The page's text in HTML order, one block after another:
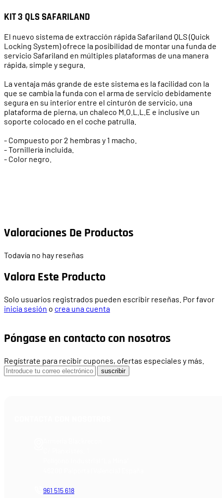
KIT 3 QLS SAFARILAND
El nuevo sistema de extracción rápida Safariland QLS (Quick
Locking System) ofrece la posibilidad de montar una funda de
servicio Safariland en múltiples plataformas de una manera
rápida, simple y segura.
La ventaja más grande de este sistema es la facilidad con la
que se cambia la funda con el arma de servicio debidamente
segura en su interior entre el cinturón de servicio, una
plataforma de pierna, un chaleco M.O.L.L.E e inclusive un
soporte colocado en el coche patrulla.
- Compuesto por 2 hembras y 1 macho.
- Tornillería incluida.
- Color negro.
Valoraciones De Productos
Todavía no hay reseñas
Valora Este Producto
Solo usuarios registrados pueden escribir reseñas. Por favor
inicia sesión o crea una cuenta
Póngase en contacto con nosotros
Regístrate para recibir cupones, ofertas especiales y más.
suscribir
961 515 618